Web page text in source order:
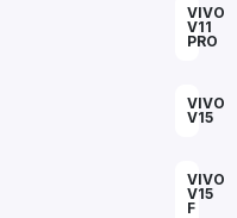
VIVO
V11
PRO
VIVO
V15
VIVO
V15
F